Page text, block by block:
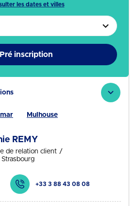
les dates et villes
Pré inscription
Mulhouse
REMY
de relation client
+33 3 88 43 08 08